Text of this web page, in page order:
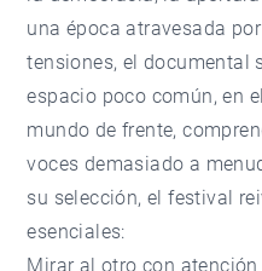
una época atravesada
tensiones, el documental
espacio poco común, en
mundo de frente,
voces demasiado a
su selección, el festival
esenciales:
Mirar al otro con atención